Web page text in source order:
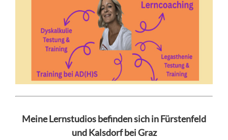
Meine Lernstudios befinden sich in Fürstenfeld
und Kalsdorf bei Graz